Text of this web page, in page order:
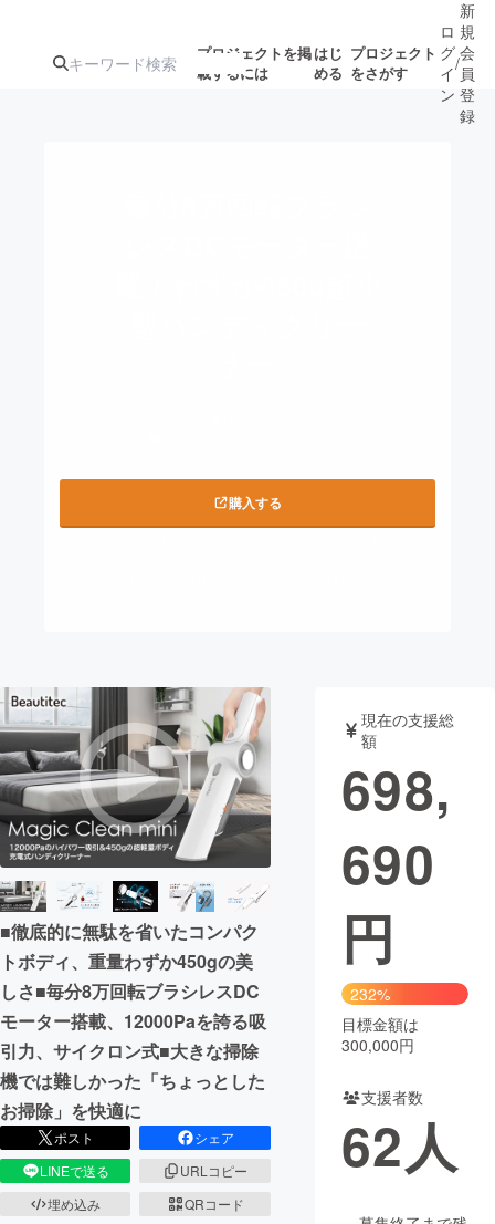
プロジェクトを掲
載するには
はじ
める
プロジェクト
をさがす
ビジネス・起業 チャレンジ
ロ
グ
イ
ン
/
新
規
会
員
登
録
購入する
■徹底的に無駄を省いたコンパク
トボディ、重量わずか450gの美
しさ■毎分8万回転ブラシレスDC
モーター搭載、12000Paを誇る吸
引力、サイクロン式■大きな掃除
機では難しかった「ちょっとした
お掃除」を快適に
ポスト
シェア
LINEで送る
URLコピー
埋め込み
QRコード
現在の支援総
額
698,
690
円
232%
目標金額は
300,000円
支援者数
62人